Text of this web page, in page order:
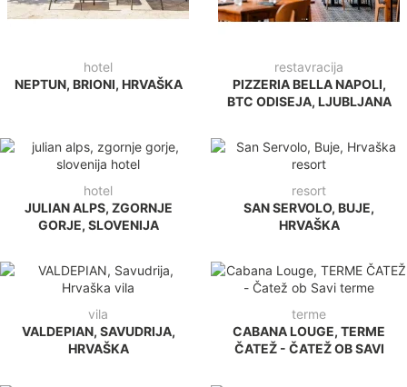
hotel
NEPTUN, BRIONI, HRVAŠKA
restavracija
PIZZERIA BELLA NAPOLI,
BTC ODISEJA, LJUBLJANA
hotel
JULIAN ALPS, ZGORNJE
GORJE, SLOVENIJA
resort
SAN SERVOLO, BUJE,
HRVAŠKA
vila
VALDEPIAN, SAVUDRIJA,
HRVAŠKA
terme
CABANA LOUGE, TERME
ČATEŽ - ČATEŽ OB SAVI